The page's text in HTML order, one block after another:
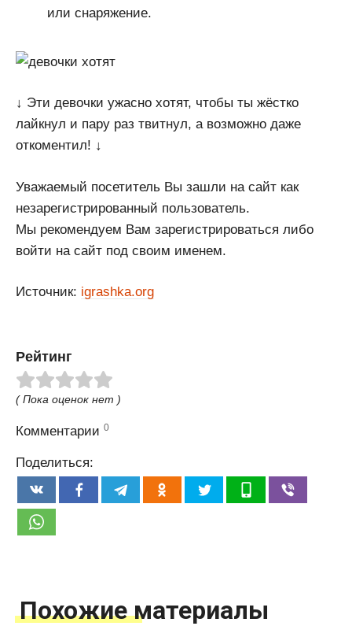
или снаряжение.
↓ Эти девочки ужасно хотят, чтобы ты жёстко
лайкнул и пару раз твитнул, а возможно даже
откоментил! ↓
Уважаемый посетитель Вы зашли на сайт как
незарегистрированный пользователь.
Мы рекомендуем Вам зарегистрироваться либо
войти на сайт под своим именем.
Источник: igrashka.org
Рейтинг
( Пока оценок нет )
Комментарии 0
Поделиться:
Похожие материалы